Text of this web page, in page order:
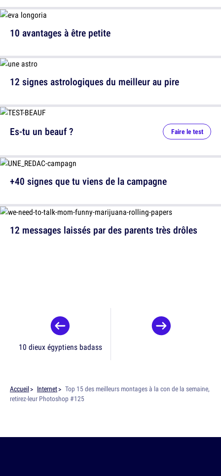
10 avantages à être petite
12 signes astrologiques du meilleur au pire
12 messages laissés par des parents très drôles
Es-tu un beauf ? Faire le test
+40 signes que tu viens de la campagne
10 dieux égyptiens badass
Accueil Internet
Top 15 des meilleurs montages à la con de la semaine,
retirez-leur Photoshop #125